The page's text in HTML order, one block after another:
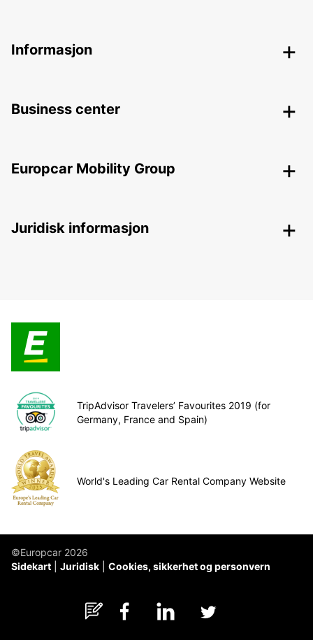
Informasjon
Business center
Europcar Mobility Group
Juridisk informasjon
TripAdvisor Travelers’ Favourites 2019 (for
Germany, France and Spain)
World's Leading Car Rental Company Website
©Europcar 2026
Sidekart
Juridisk Cookies, sikkerhet og personvern